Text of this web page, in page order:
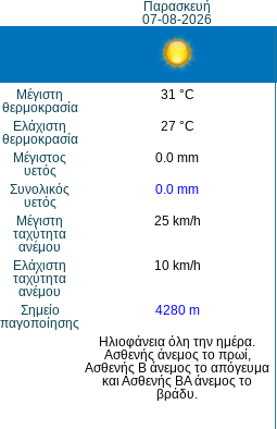
Παρασκευή
07-08-2026
Μέγιστη
θερμοκρασία
31 °C
Eλάχιστη
θερμοκρασία
27 °C
Μέγιστος
υετός
0.0 mm
Συνολικός
υετός
0.0 mm
Mέγιστη
ταχύτητα
ανέμου
25 km/h
Eλάχιστη
ταχύτητα
ανέμου
10 km/h
Σημείο
παγοποίησης
4280 m
Ηλιοφάνεια όλη την ημέρα.
Ασθενής άνεμος το πρωί,
Ασθενής Β άνεμος το απόγευμα
και Ασθενής ΒΑ άνεμος το
βράδυ.